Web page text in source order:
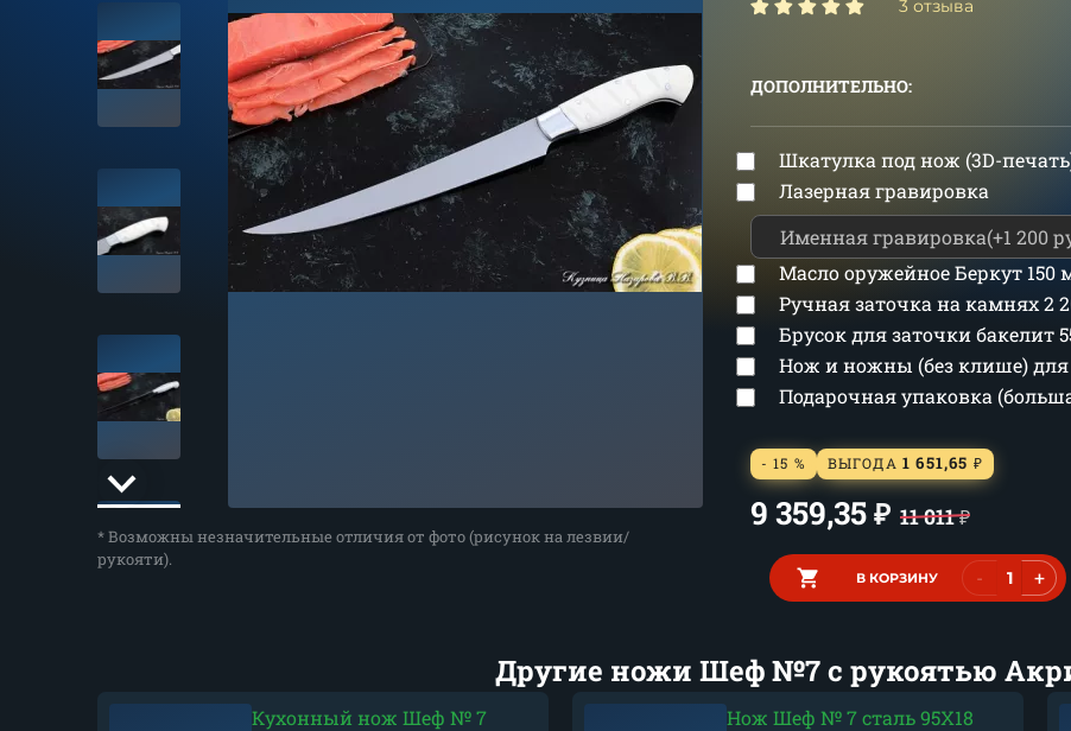
* Возможны незначительные отличия от фото (рисунок на лезвии/
рукояти).
3 отзыва
ДОПОЛНИТЕЛЬНО:
Шкатулка под нож (3D-
Лазерная гравировка
Масло оружейное Беркут 150
Ручная заточка на камнях2
Брусок для заточки бакелит
Нож и ножны (без клише)
Подарочная упаковка
- 15 % ВЫГОДА 1 651,65 ₽
9 359,35₽ 11 011₽
В КОРЗИНУ - +
Другие ножи Шеф №7 с рукоятью
Кухонный нож Шеф № 7
Нож Шеф № 7 сталь 95Х18